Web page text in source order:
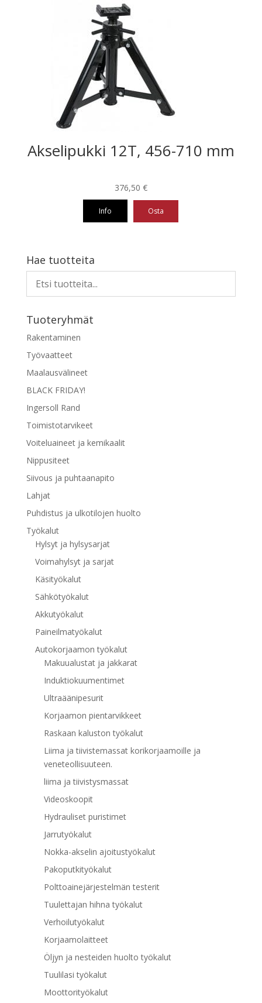
Akselipukki 12T, 456-710 mm
376,50 €
Info Osta
Hae tuotteita
Tuoteryhmät
Rakentaminen
Työvaatteet
Maalausvälineet
BLACK FRIDAY!
Ingersoll Rand
Toimistotarvikeet
Voiteluaineet ja kemikaalit
Nippusiteet
Siivous ja puhtaanapito
Lahjat
Puhdistus ja ulkotilojen huolto
Työkalut
Hylsyt ja hylsysarjat
Voimahylsyt ja sarjat
Käsityökalut
Sähkötyökalut
Akkutyökalut
Paineilmatyökalut
Autokorjaamon työkalut
Makuualustat ja jakkarat
Induktiokuumentimet
Ultraäänipesurit
Korjaamon pientarvikkeet
Raskaan kaluston työkalut
Liima ja tiivistemassat korikorjaamoille ja
veneteollisuuteen.
liima ja tiivistysmassat
Videoskoopit
Hydrauliset puristimet
Jarrutyökalut
Nokka-akselin ajoitustyökalut
Pakoputkityökalut
Polttoainejärjestelmän testerit
Tuulettajan hihna työkalut
Verhoilutyökalut
Korjaamolaitteet
Öljyn ja nesteiden huolto työkalut
Tuulilasi työkalut
Moottorityökalut